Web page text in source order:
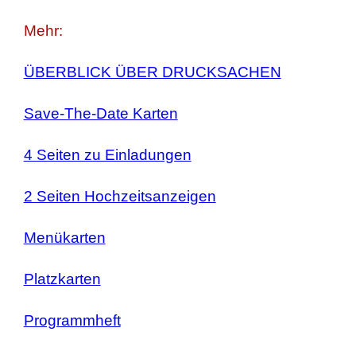
Mehr:
ÜBERBLICK ÜBER DRUCKSACHEN
Save-The-Date Karten
4 Seiten zu Einladungen
2 Seiten Hochzeitsanzeigen
Menükarten
Platzkarten
Programmheft